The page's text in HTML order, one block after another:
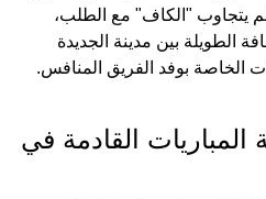
يتجاوب "الكاف" مع الطلب،
الطويلة بين مدينة الجديدة
الخاصة بوفد الفريق المنافس.
المباريات القادمة في